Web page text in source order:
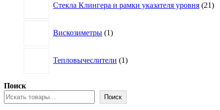
Стекла Клингера и рамки указателя уровня 21
Вискозиметры 1товар
Тепловычеслители 1товар
Поиск
Поиск